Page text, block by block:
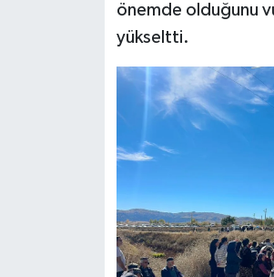
önemde olduğunu
yükseltti.